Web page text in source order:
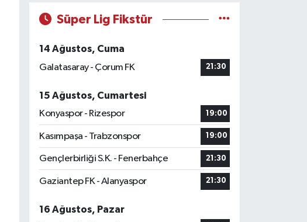
Süper Lig Fikstür
14 Ağustos, Cuma
Galatasaray - Çorum FK
21:30
15 Ağustos, Cumartesi
Konyaspor - Rizespor
19:00
Kasımpaşa - Trabzonspor 19:00
Gençlerbirliği S.K. - Fenerbahçe 21:30
Gaziantep FK - Alanyaspor 21:30
16 Ağustos, Pazar